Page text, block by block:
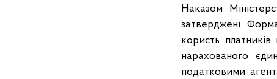
Наказом
затверджені
користь
нарахованого
податковими